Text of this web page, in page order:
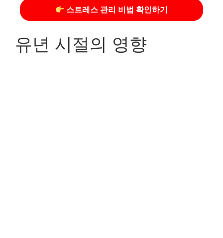
스트레스 관리 비법 확인하기
유년 시절의 영향